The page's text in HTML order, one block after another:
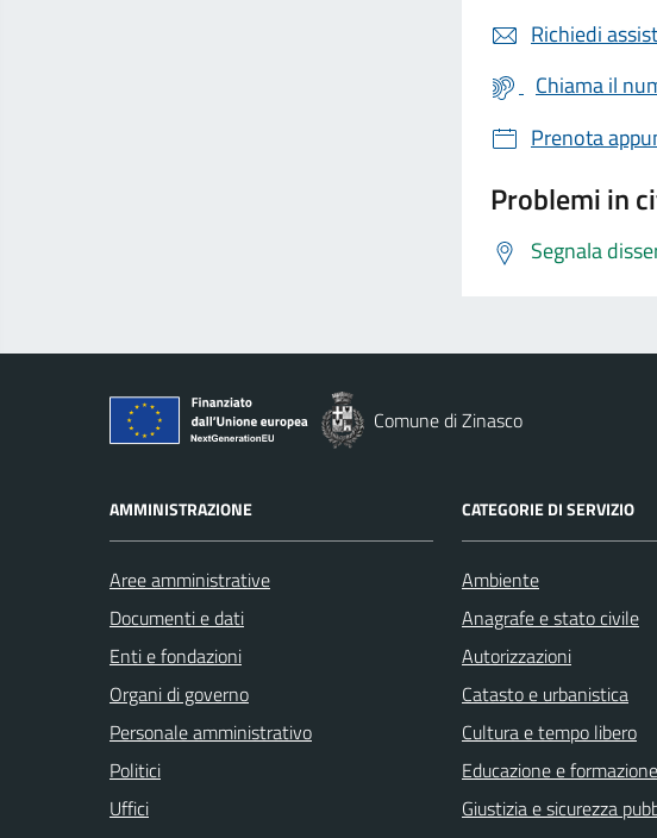
Richiedi
Chiama il
Prenota
Problemi in
Segnala
Comune di Zinasco
AMMINISTRAZIONE
Aree amministrative
Documenti e dati
Enti e fondazioni
Organi di governo
Personale amministrativo
Politici
Uffici
CATEGORIE DI SERVIZIO
Ambiente
Anagrafe e stato civile
Autorizzazioni
Catasto e urbanistica
Cultura e tempo libero
Educazione e formazione
Giustizia e sicurezza